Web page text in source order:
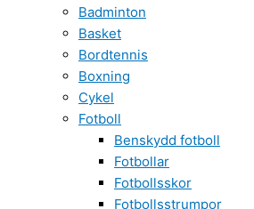
Badminton
Basket
Bordtennis
Boxning
Cykel
Fotboll
Benskydd fotboll
Fotbollar
Fotbollsskor
Fotbollsstrumpor